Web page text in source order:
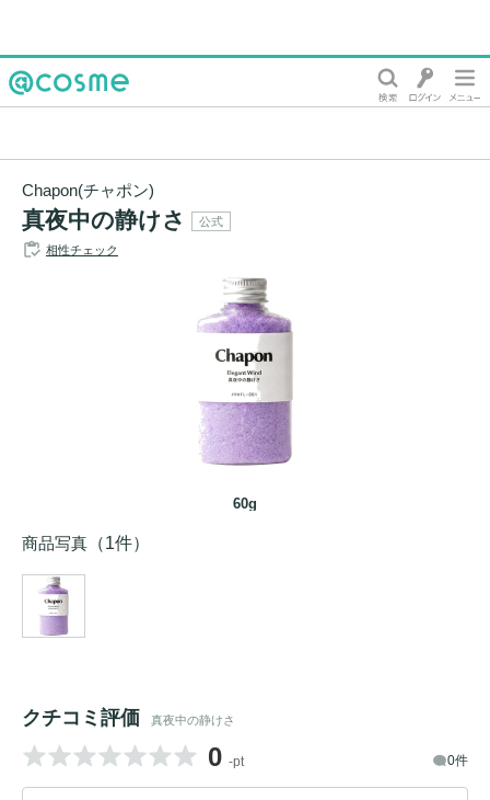
Chapon(チャポン)
真夜中の静けさ 公式
相性チェック
60g
商品写真 （1件）
クチコミ評価 真夜中の静けさ
0 -pt 0件